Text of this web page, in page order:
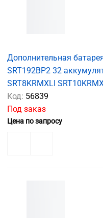
Дополнительная
SRT192BP2 32
SRT8KRMXLI
Код: 56839
Под заказ
Цена по запросу